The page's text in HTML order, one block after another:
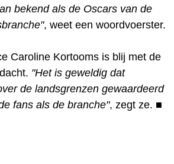
bekend als de Oscars van de
, weet een woordvoerster.
Caroline Kortooms is blij met de
"Het is geweldig dat
de landsgrenzen gewaardeerd
fans als de branche", zegt ze. ■